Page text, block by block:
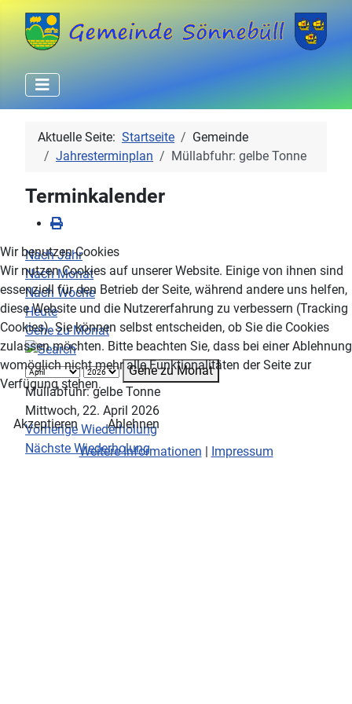
Aktuelle Seite: Startseite
Gemeinde
Jahresterminplan
Müllabfuhr: gelbe Tonne
Terminkalender
Nach Jahr
Nach Monat
Nach Woche
Heute
Gehe zu Monat
Gehe zu Monat
Müllabfuhr: gelbe Tonne
Mittwoch, 22. April 2026
Vorherige Wiederholung
Nächste Wiederholung
Wir benutzen Cookies
Wir nutzen Cookies auf unserer Website. Einige von ihnen sind
essenziell für den Betrieb der Seite, während andere uns helfen,
diese Website und die Nutzererfahrung zu verbessern (Tracking
Cookies). Sie können selbst entscheiden, ob Sie die Cookies
zulassen möchten. Bitte beachten Sie, dass bei einer Ablehnung
womöglich nicht mehr alle Funktionalitäten der Seite zur
Verfügung stehen.
Akzeptieren
Ablehnen
Weitere Informationen | Impressum